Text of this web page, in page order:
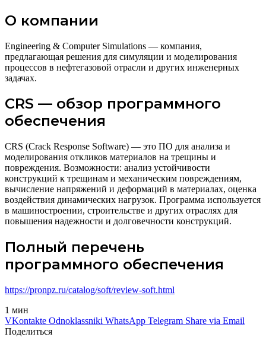
О компании
Engineering & Computer Simulations — компания,
предлагающая решения для симуляции и моделирования
процессов в нефтегазовой отрасли и других инженерных
задачах.
CRS — обзор программного
обеспечения
CRS (Crack Response Software) — это ПО для анализа и
моделирования откликов материалов на трещины и
повреждения. Возможности: анализ устойчивости
конструкций к трещинам и механическим повреждениям,
вычисление напряжений и деформаций в материалах, оценка
воздействия динамических нагрузок. Программа используется
в машиностроении, строительстве и других отраслях для
повышения надежности и долговечности конструкций.
Полный перечень
программного обеспечения
https://pronpz.ru/catalog/soft/review-soft.html
1 мин
VKontakte Odnoklassniki WhatsApp Telegram Share via Email
Поделиться